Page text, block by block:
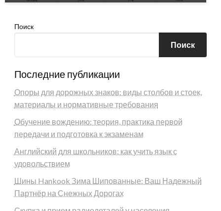
Поиск
Поиск
Последние публикации
Опоры для дорожных знаков: виды столбов и стоек,
материалы и нормативные требования
Обучение вождению: теория, практика первой
передачи и подготовка к экзаменам
Английский для школьников: как учить язык с
удовольствием
Шины Hankook Зима Шипованные: Ваш Надежный
Партнёр на Снежных Дорогах